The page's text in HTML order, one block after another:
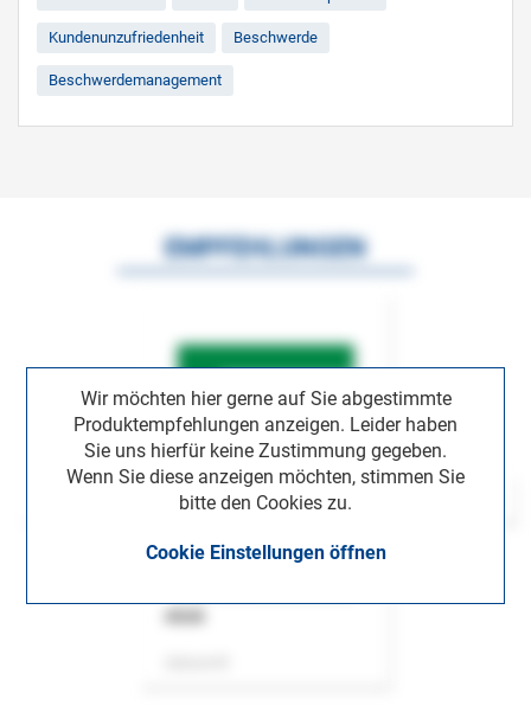
Kundenunzufriedenheit Beschwerde
Beschwerdemanagement
Wir möchten hier gerne auf Sie abgestimmte
Produktempfehlungen anzeigen. Leider haben
Sie uns hierfür keine Zustimmung gegeben.
Wenn Sie diese anzeigen möchten, stimmen Sie
bitte den Cookies zu.
Cookie Einstellungen öffnen
EMPFEHLUNGEN